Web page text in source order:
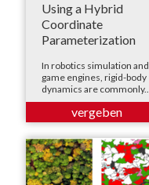
Using a Hybrid
Coordinate
Parameterization
In robotics simulation and
game engines, rigid-body
dynamics are commonly...